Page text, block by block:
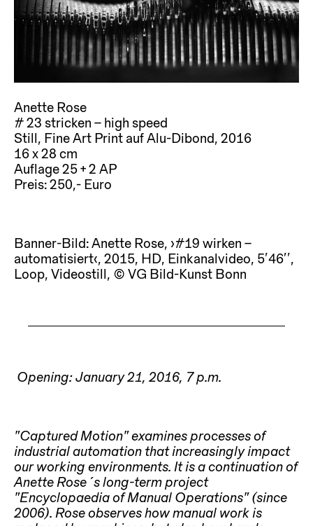
Anette Rose
# 23 stricken – high speed
Still, Fine Art Print auf Alu-Dibond, 2016
16 x 28 cm
Auflage 25 + 2 AP
Preis: 250,- Euro
Banner-Bild: Anette Rose, ›#19 wirken –
automatisiert‹, 2015, HD, Einkanalvideo, 5’46’’,
Loop, Videostill, © VG Bild-Kunst Bonn
Opening: January 21, 2016, 7 p.m.
“Captured Motion” examines processes of
industrial automation that increasingly impact
our working environments. It is a continuation of
Anette Rose´s long-term project
“Encyclopaedia of Manual Operations” (since
2006). Rose observes how manual work is